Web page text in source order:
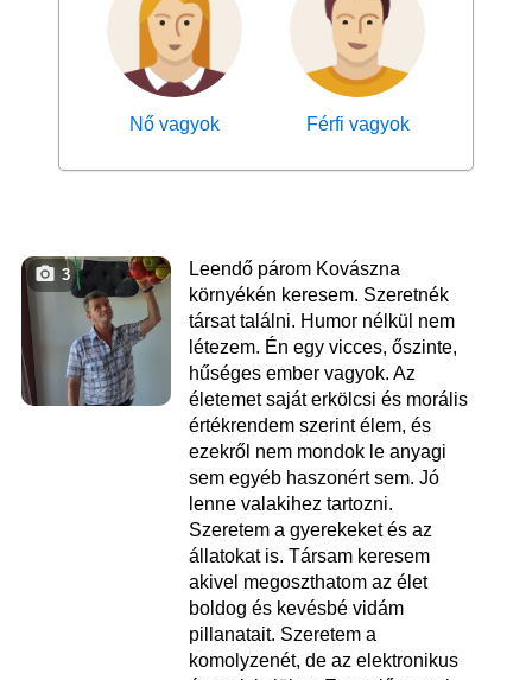
Nő vagyok Férfi vagyok
3
Leendő párom Kovászna
környékén keresem. Szeretnék
társat találni. Humor nélkül nem
létezem. Én egy vicces, őszinte,
hűséges ember vagyok. Az
életemet saját erkölcsi és morális
értékrendem szerint élem, és
ezekről nem mondok le anyagi
sem egyéb haszonért sem. Jó
lenne valakihez tartozni.
Szeretem a gyerekeket és az
állatokat is. Társam keresem
akivel megoszthatom az élet
boldog és kevésbé vidám
pillanatait. Szeretem a
komolyzenét, de az elektronikus